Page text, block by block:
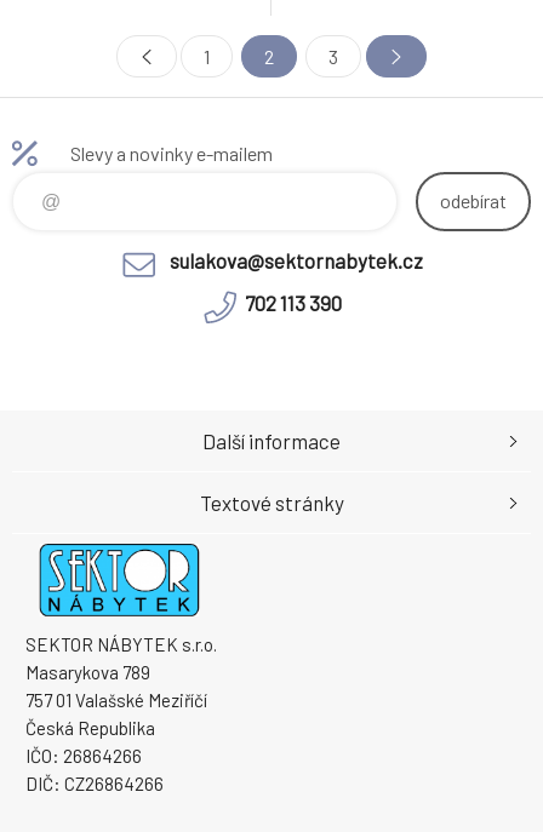
Hloubka sedu: 35 cm Šířka
sedu: 42 cm Výška zádové
opěrky: 27 cm Šířka zádové
výšky Dodáváno v demontu
sedu: 35 cm Šířka sedu: 42 cm
Výška zádové opěrky: 27 cm
Šířka zádové opěrky: 37 cm
1 2 3
Slevy a novinky e-mailem
odebírat
sulakova@sektornabytek.cz
702 113 390
SEKTOR NÁBYTEK s.r.o.
Masarykova 789
757 01 Valašské Meziříčí
Česká Republika
IČO: 26864266
DIČ: CZ26864266
Další informace
Textové stránky